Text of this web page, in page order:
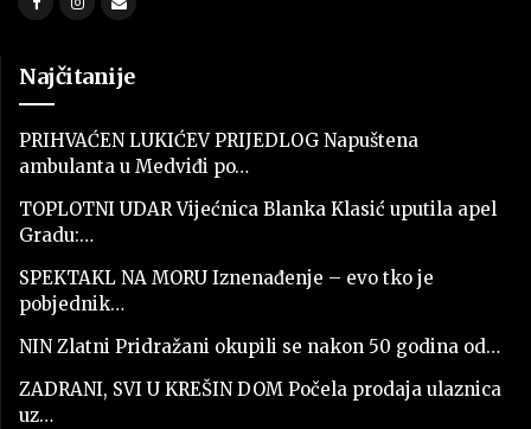
Najčitanije
PRIHVAĆEN LUKIĆEV PRIJEDLOG Napuštena
ambulanta u Medviđi po…
TOPLOTNI UDAR Vijećnica Blanka Klasić uputila apel
Gradu:…
SPEKTAKL NA MORU Iznenađenje – evo tko je
pobjednik…
NIN Zlatni Pridražani okupili se nakon 50 godina od…
ZADRANI, SVI U KREŠIN DOM Počela prodaja ulaznica
uz…